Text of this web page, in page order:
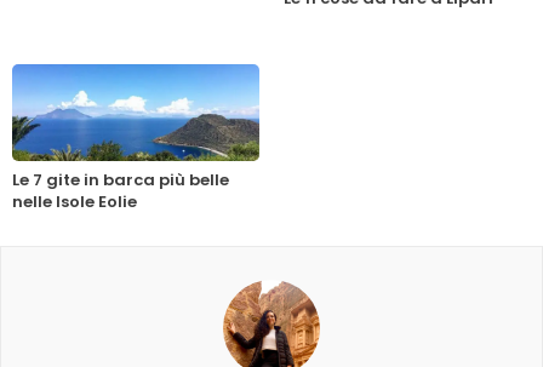
Le 7 gite in barca più belle
nelle Isole Eolie